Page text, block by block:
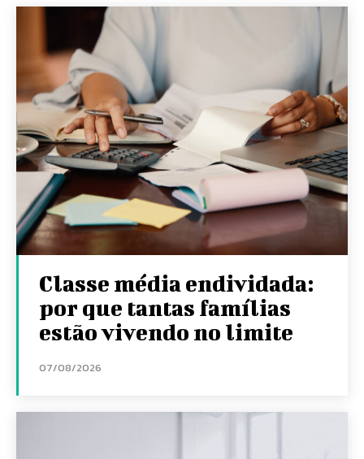
Classe média endividada:
por que tantas famílias
estão vivendo no limite
07/08/2026